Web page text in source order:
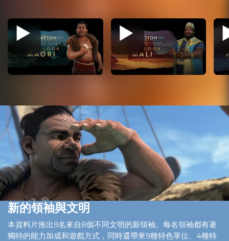
新的領袖與文明
本資料片推出9名來自8個不同文明的新領袖。每名領袖都有著
獨特的能力加成和遊戲方式，同時還帶來9種特色單位、4種特